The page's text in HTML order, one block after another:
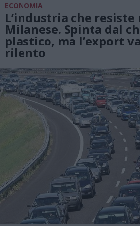
ECONOMIA
L’industria che resiste
Milanese. Spinta dal
plastico, ma l’export
rilento